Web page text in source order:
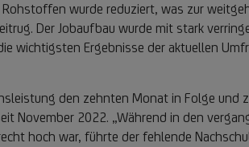
wurde reduziert, was zur
Der Jobaufbau wurde mit stark
wichtigsten Ergebnisse der aktuellen
den zehnten Monat in Folge und
November 2022. „Während in den
hoch war, führte der fehlende